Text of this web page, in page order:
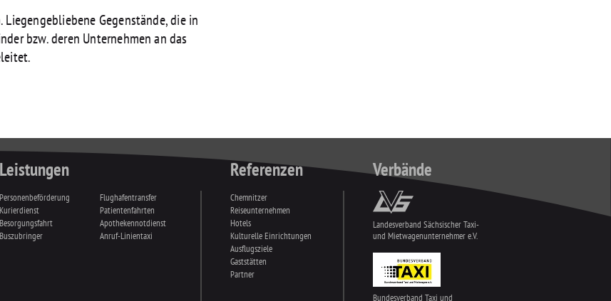
Gegenstände, die in
bzw. deren Unternehmen an das
Leistungen
Personenbeförderung
Kurierdienst
Besorgungsfahrt
Buszubringer
Flughafentransfer
Patientenfahrten
Apothekennotdienst
Anruf-Linientaxi
Referenzen
Chemnitzer
Reiseunternehmen
Hotels
Kulturelle Einrichtungen
Ausflugsziele
Gaststätten
Partner
Verbände
Landesverband Sächsischer Taxi-
und Mietwagenunternehmer e.V.
Bundesverband Taxi und